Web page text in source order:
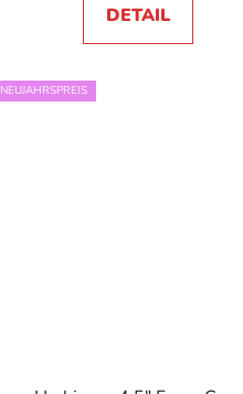
DETAIL
NEUJAHRSPREIS